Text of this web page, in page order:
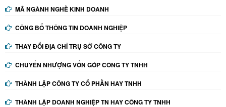
MÃ NGÀNH NGHỀ KINH DOANH
CÔNG BỐ THÔNG TIN DOANH NGHIỆP
THAY ĐỔI ĐỊA CHỈ TRỤ SỞ CÔNG TY
CHUYỂN NHƯỢNG VỐN GÓP CÔNG TY TNHH
THÀNH LẬP CÔNG TY CỔ PHẦN HAY TNHH
THÀNH LẬP DOANH NGHIỆP TN HAY CÔNG TY TNHH